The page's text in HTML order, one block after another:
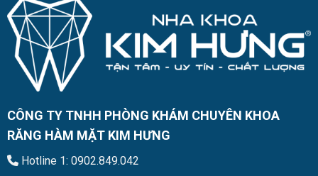
CÔNG TY TNHH PHÒNG KHÁM CHUYÊN KHOA
RĂNG HÀM MẶT KIM HƯNG
Hotline 1: 0902.849.042